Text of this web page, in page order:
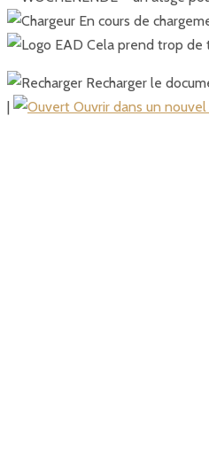
En cours de
Cela prend trop de
Recharger le
Ouvrir dans un